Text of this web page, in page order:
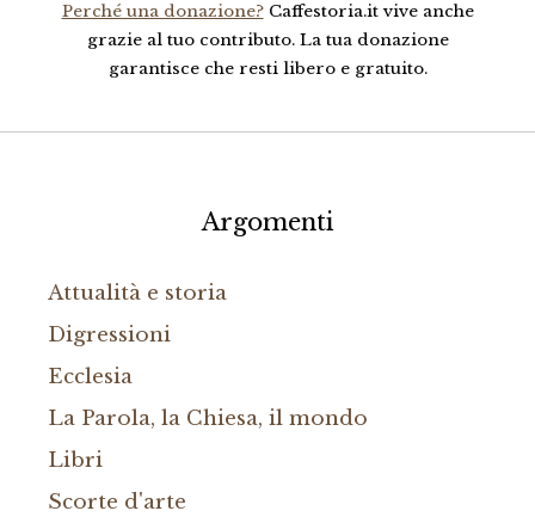
Perché una donazione?Caffestoria.it vive anche
grazie al tuo contributo. La tua donazione
garantisce che resti libero e gratuito.
Argomenti
Attualità e storia
Digressioni
Ecclesia
La Parola, la Chiesa, il mondo
Libri
Scorte d'arte